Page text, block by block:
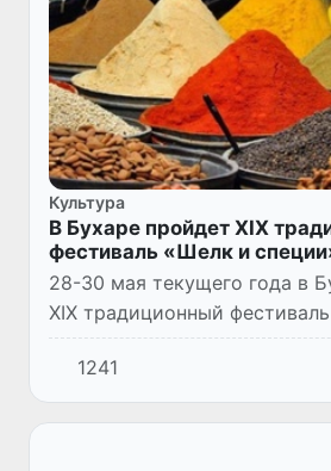
Культура
В Бухаре пройдет XIX
фестиваль «Шелк и
28-30 мая текущего года в
XIX традиционный
специи».
1241